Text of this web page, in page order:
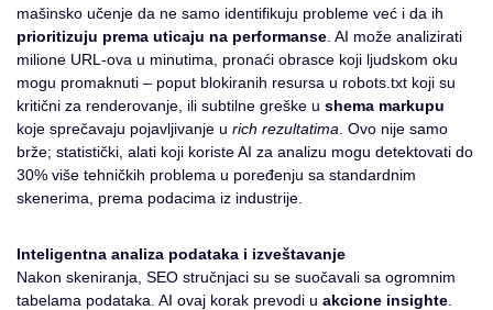
mašinsko učenje da ne samo identifikuju probleme već i da ih
prioritizuju prema uticaju na performanse . AI može analizirati
milione URL-ova u minutima, pronaći obrasce koji ljudskom oku
mogu promaknuti – poput blokiranih resursa u robots.txt koji su
kritični za renderovanje, ili subtilne greške u shema markupu
koje sprečavaju pojavljivanje u rich rezultatima . Ovo nije samo
brže; statistički, alati koji koriste AI za analizu mogu detektovati do
30% više tehničkih problema u poređenju sa standardnim
skenerima, prema podacima iz industrije.
Inteligentna analiza podataka i izveštavanje
Nakon skeniranja, SEO stručnjaci su se suočavali sa ogromnim
tabelama podataka. AI ovaj korak prevodi u akcione insighte